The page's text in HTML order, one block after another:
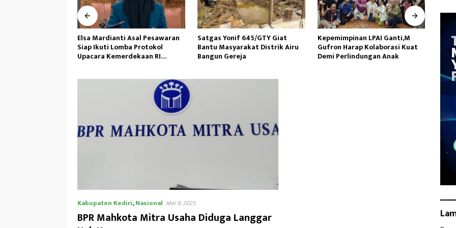
Satgas Yonif 645/GTY Giat
Bantu Masyarakat Distrik Airu
Bangun Gereja ‎
Kepemimpinan LPAI Ganti,M
Gufron Harap Kolaborasi Kuat
Demi Perlindungan Anak
Wakasad Tekankan Pentingnya
Komunikasi kepada
Dansatkowil
Kabupaten Kediri,Nasional Mei 9, 2025
BPR Mahkota Mitra Usaha Diduga Langgar